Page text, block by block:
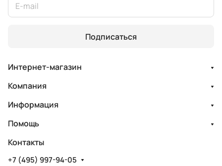
Подписаться
Интернет-магазин
Компания
Информация
Помощь
Контакты
+7 (495) 997-94-05